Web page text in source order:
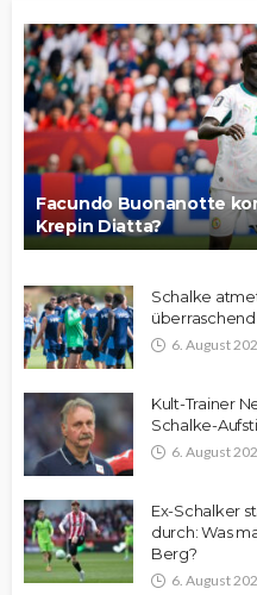
Facundo Buonanotte
Krepin Diatta?
Schalke
6. August
Kult-Trainer
Schalke-
6. August
Ex-Schalker
durch: Was
Berg?
6. August